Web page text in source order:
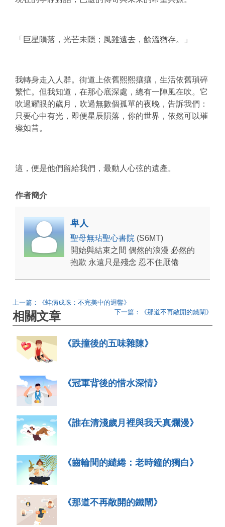
「巨星隕落，光芒未隱；風雖遠去，餘溫猶存。」
我轉身走入人群。街道上依舊熙熙攘攘，生活依舊瑣碎
繁忙。但我知道，在那心底深處，總有一陣風在吹。它
吹過耀眼的歲月，吹過無數個孤單的夜晚，告訴我們：
只要心中有光，即便星辰隕落，你的世界，依然可以璀
璨如昔。
這，便是他們留給我們，最動人心弦的遺產。
作者簡介
卑人
聖母無玷聖心書院 (S6MT)
開始與結束之間 偶然的浪漫 必然的
抱歉 永遠只是殘念 忍不住厭倦
上一篇：《蚌病成珠：不完美中的迴響》
下一篇：《那道不再敞開的鐵閘》
相關文章
《跌撞後的五味雜陳》
《冠軍背後的惜水深情》
《誰在清淺歲月裡與我天真爛漫》
《齒輪間的繾綣：老時鐘的獨白》
《那道不再敞開的鐵閘》